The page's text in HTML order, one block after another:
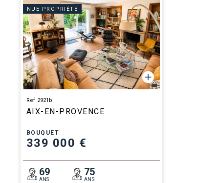
NUE-PROPRIÉTÉ
Ref 2921b
AIX-EN-PROVENCE
BOUQUET
339 000 €
69
ANS
75
ANS